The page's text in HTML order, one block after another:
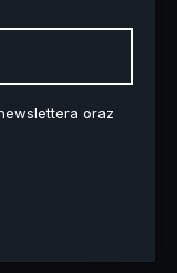
oraz